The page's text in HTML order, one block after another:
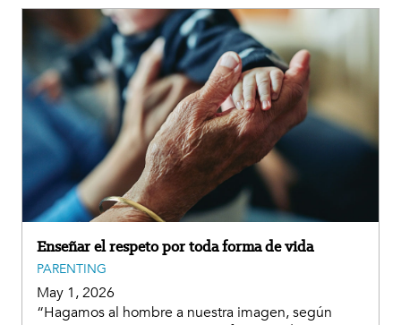
Enseñar el respeto por toda forma de vida
PARENTING
May 1, 2026
“Hagamos al hombre a nuestra imagen, según